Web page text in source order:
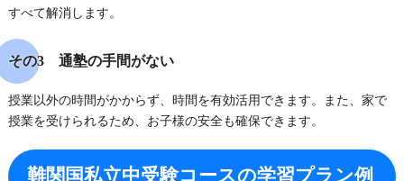
すべて解消します。
その3 通塾の手間がない
授業以外の時間がかからず、時間を有効活用できます。また、家で
授業を受けられるため、お子様の安全も確保できます。
難関国私立中受験コースの学習プラン例